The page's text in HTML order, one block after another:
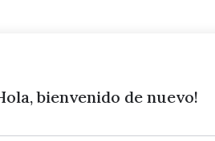
bienvenido de nuevo!